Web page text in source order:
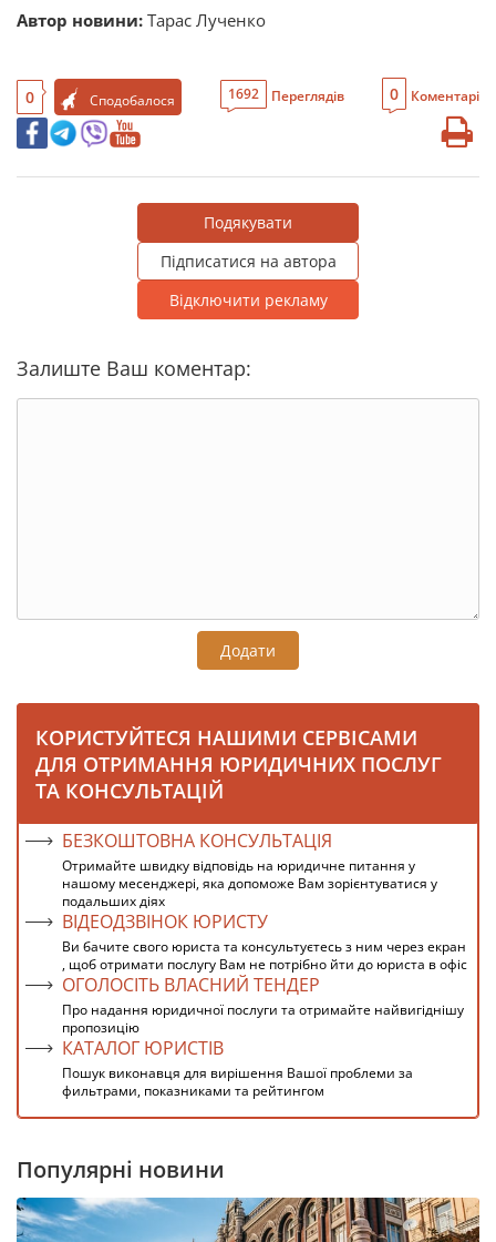
Автор новини: Тарас Лученко
0 Сподобалося 1692 Переглядів 0 Коментарі
Подякувати
Підписатися на автора
Відключити рекламу
Залиште Ваш коментар:
Додати
КОРИСТУЙТЕСЯ НАШИМИ СЕРВІСАМИ
ДЛЯ ОТРИМАННЯ ЮРИДИЧНИХ ПОСЛУГ
ТА КОНСУЛЬТАЦІЙ
БЕЗКОШТОВНА КОНСУЛЬТАЦІЯ
Отримайте швидку відповідь на юридичне питання у
нашому месенджері, яка допоможе Вам зорієнтуватися у
подальших діях
ВІДЕОДЗВІНОК ЮРИСТУ
Ви бачите свого юриста та консультуєтесь з ним через екран
, щоб отримати послугу Вам не потрібно йти до юриста в офіс
ОГОЛОСІТЬ ВЛАСНИЙ ТЕНДЕР
Про надання юридичної послуги та отримайте найвигіднішу
пропозицію
КАТАЛОГ ЮРИСТІВ
Пошук виконавця для вирішення Вашої проблеми за
фильтрами, показниками та рейтингом
Популярні новини